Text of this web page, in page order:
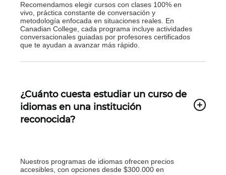
Recomendamos elegir cursos con clases 100% en
vivo, práctica constante de conversación y
metodología enfocada en situaciones reales. En
Canadian College, cada programa incluye actividades
conversacionales guiadas por profesores certificados
que te ayudan a avanzar más rápido.
¿Cuánto cuesta estudiar un curso de
idiomas en una institución
reconocida?
Nuestros programas de idiomas ofrecen precios
accesibles, con opciones desde $300.000 en